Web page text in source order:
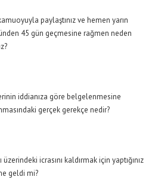
paylaştınız ve hemen yarın
45 gün geçmesine rağmen neden
iddianıza göre belgelenmesine
gerçek gerekçe nedir?
icrasını kaldırmak için yaptığınız
geldi mi?